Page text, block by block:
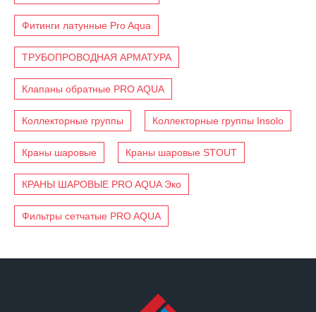
Фитинги латунные Pro Aqua
ТРУБОПРОВОДНАЯ АРМАТУРА
Клапаны обратные PRO AQUA
Коллекторные группы Коллекторные группы Insolo
Краны шаровые Краны шаровые STOUT
КРАНЫ ШАРОВЫЕ PRO AQUA Эко
Фильтры сетчатые PRO AQUA